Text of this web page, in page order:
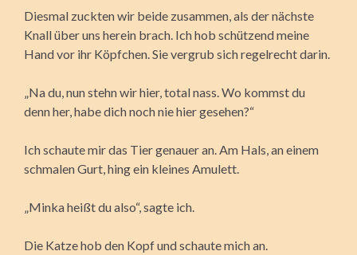
Diesmal zuckten wir beide zusammen, als der nächste
Knall über uns herein brach. Ich hob schützend meine
Hand vor ihr Köpfchen. Sie vergrub sich regelrecht darin.
„Na du, nun stehn wir hier, total nass. Wo kommst du
denn her, habe dich noch nie hier gesehen?“
Ich schaute mir das Tier genauer an. Am Hals, an einem
schmalen Gurt, hing ein kleines Amulett.
„Minka heißt du also“, sagte ich.
Die Katze hob den Kopf und schaute mich an.